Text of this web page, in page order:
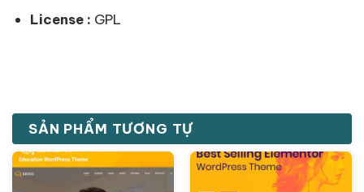
License : GPL
SẢN PHẨM TƯƠNG TỰ